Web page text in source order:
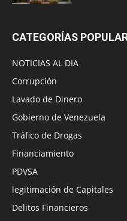
CATEGORÍAS
NOTICIAS AL DIA
Corrupción
Lavado de Dinero
Gobierno de Venezuela
Tráfico de Drogas
Financiamiento
PDVSA
legitimación de Capitales
Delitos Financieros